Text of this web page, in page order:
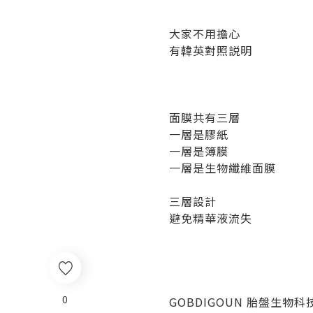
0
大家不用擔心
有韓英對照説明
面膜共有三層
一層是膠紙
一層是簿膜
一層是生物纖維面膜
三層設計
避免精華液流失
GOBDIGOUN 胎盤生物科